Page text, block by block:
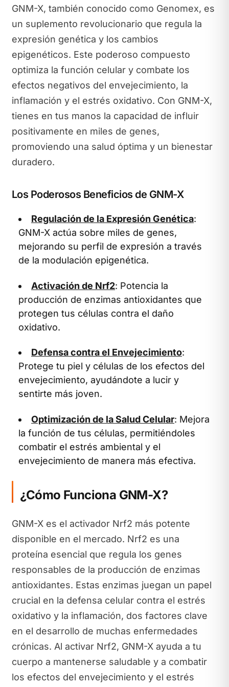
GNM-X, también conocido como Genomex, es
un suplemento revolucionario que regula la
expresión genética y los cambios
epigenéticos. Este poderoso compuesto
optimiza la función celular y combate los
efectos negativos del envejecimiento, la
inflamación y el estrés oxidativo. Con GNM-X,
tienes en tus manos la capacidad de influir
positivamente en miles de genes,
promoviendo una salud óptima y un bienestar
duradero.
Los Poderosos Beneficios de GNM-X
Regulación de la Expresión Genética:
GNM-X actúa sobre miles de genes,
mejorando su perfil de expresión a través
de la modulación epigenética.
Activación de Nrf2: Potencia la
producción de enzimas antioxidantes que
protegen tus células contra el daño
oxidativo.
Defensa contra el Envejecimiento:
Protege tu piel y células de los efectos del
envejecimiento, ayudándote a lucir y
sentirte más joven.
Optimización de la Salud Celular: Mejora
la función de tus células, permitiéndoles
combatir el estrés ambiental y el
envejecimiento de manera más efectiva.
¿Cómo Funciona GNM-X?
GNM-X es el activador Nrf2 más potente
disponible en el mercado. Nrf2 es una
proteína esencial que regula los genes
responsables de la producción de enzimas
antioxidantes. Estas enzimas juegan un papel
crucial en la defensa celular contra el estrés
oxidativo y la inflamación, dos factores clave
en el desarrollo de muchas enfermedades
crónicas. Al activar Nrf2, GNM-X ayuda a tu
cuerpo a mantenerse saludable y a combatir
los efectos del envejecimiento y el estrés